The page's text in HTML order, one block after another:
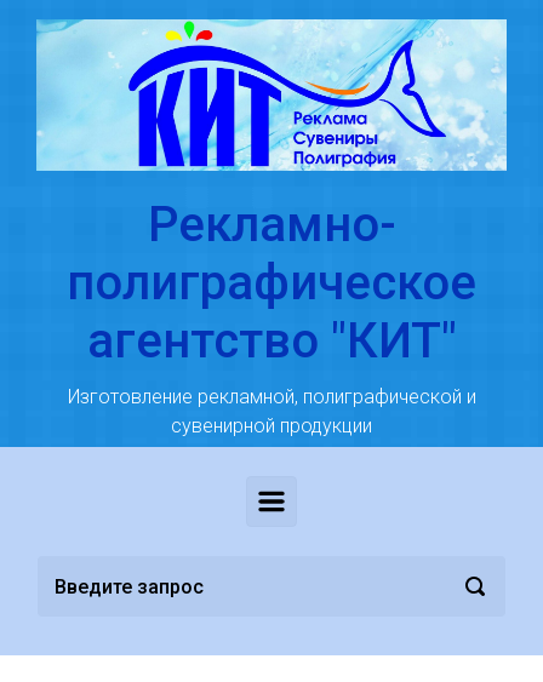
Skip to main content
Рекламно-
полиграфическое
агентство "КИТ"
Изготовление рекламной, полиграфической и
сувенирной продукции